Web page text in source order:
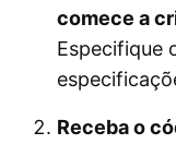
comece a
Especifique
Receba o